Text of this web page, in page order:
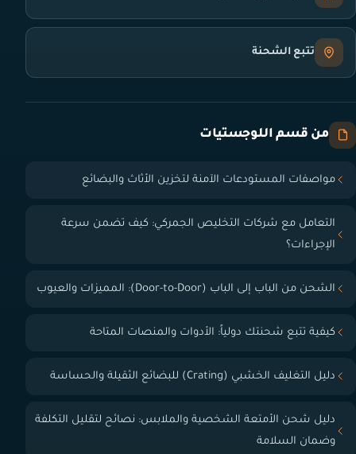
تتبع الشحنة
من قسم اللوجستيات
مواصفات المستودعات الآمنة لتخزين الأثاث والبضائع
التعامل مع شركات التخليص الجمركي: كيف تضمن سرعة
الإجراءات؟
الشحن من الباب إلى الباب (Door-to-Door): المميزات والعيوب
كيفية تتبع شحنتك دولياً: الأدوات والمنصات المتاحة
دليل التغليف الخشبي (Crating) للبضائع الثقيلة والحساسة
دليل شحن الأمتعة الشخصية والملابس: نصائح لتقليل التكلفة
وضمان السلامة